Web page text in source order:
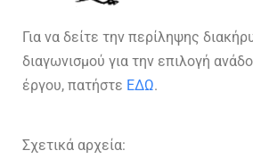
Για να δείτε την περίληψης
διαγωνισμού για την επιλογή
έργου, πατήστε ΕΔΩ.
Σχετικά αρχεία: